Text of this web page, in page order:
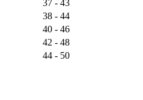
37 - 43
38 - 44
40 - 46
42 - 48
44 - 50